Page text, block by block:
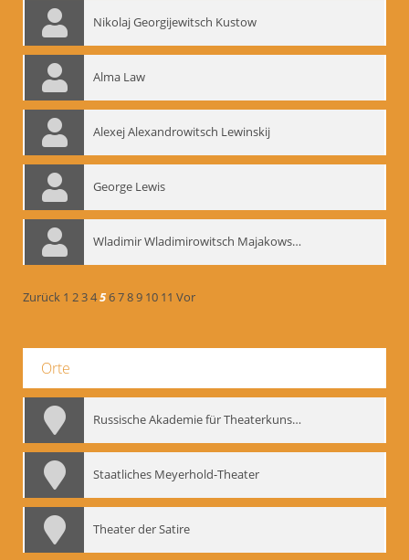
Nikolaj Georgijewitsch Kustow
Alma Law
Alexej Alexandrowitsch Lewinskij
George Lewis
Wladimir Wladimirowitsch Majakowskij
Zurück 1 23456789 10 11 Vor
Orte
Russische Akademie für Theaterkunst – GITIS
Staatliches Meyerhold-Theater
Theater der Satire